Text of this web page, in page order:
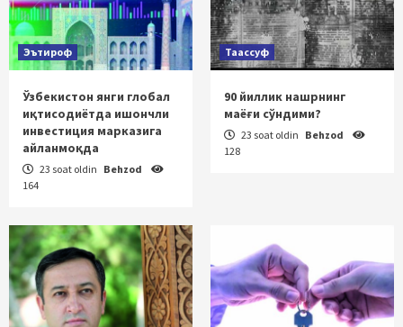
Эътироф
Ўзбекистон янги глобал
иқтисодиётда ишончли
инвестиция марказига
айланмоқда
23 soat oldin Behzod
164
Таассуф
90 йиллик нашрнинг
маёғи сўндими?
23 soat oldin Behzod
128